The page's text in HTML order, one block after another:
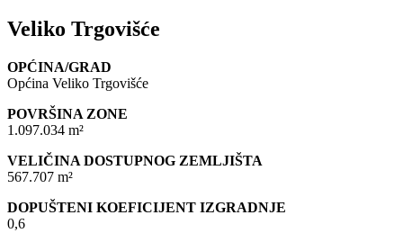
Veliko Trgovišće
OPĆINA/GRAD
Općina Veliko Trgovišće
POVRŠINA ZONE
1.097.034 m²
VELIČINA DOSTUPNOG ZEMLJIŠTA
567.707 m²
DOPUŠTENI KOEFICIJENT IZGRADNJE
0,6